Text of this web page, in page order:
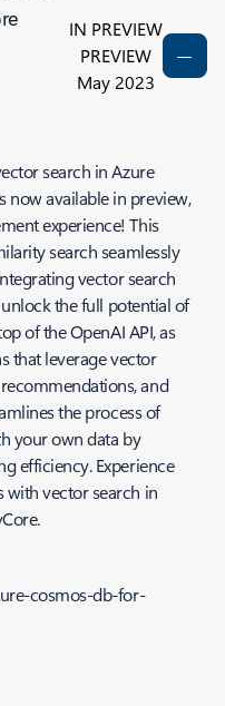
IN PREVIEW
PREVIEW
May 2023
search in Azure
now available in preview,
experience! This
search seamlessly
vector search
the full potential of
of the OpenAI API, as
that leverage vector
and
the process of
your own data by
efficiency. Experience
vector search in
cosmos-db-for-